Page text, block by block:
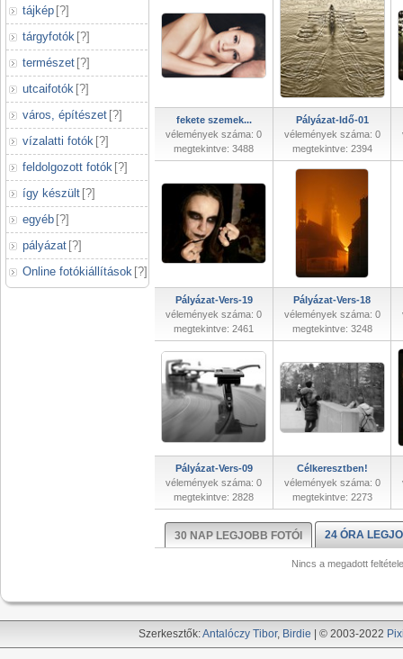
tájkép [?]
tárgyfotók [?]
természet [?]
utcaifotók [?]
város, építészet [?]
vízalatti fotók [?]
feldolgozott fotók [?]
így készült [?]
egyéb [?]
pályázat [?]
Online fotókiállítások [?]
fekete szemek...
vélemények száma: 0
megtekintve: 3488
Pályázat-Idő-01
vélemények száma: 0
megtekintve: 2394
Pályázat-Vers-19
vélemények száma: 0
megtekintve: 2461
Pályázat-Vers-18
vélemények száma: 0
megtekintve: 3248
Pályázat-Vers-09
vélemények száma: 0
megtekintve: 2828
Célkeresztben!
vélemények száma: 0
megtekintve: 2273
30 NAP LEGJOBB FOTÓI 24 ÓRA
Nincs a megadott
Szerkesztők:Antalóczy Tibor, Birdie | © 2003-2022